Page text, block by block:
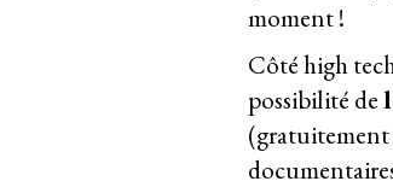
moment !
Côté high
possibilité de
(gratuitement